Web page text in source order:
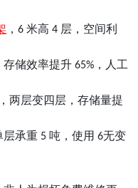
，6米高4 层，空间利
存储效率提升65% ，人工
两层变四层，存储量提
层承重 5吨，使用6无变